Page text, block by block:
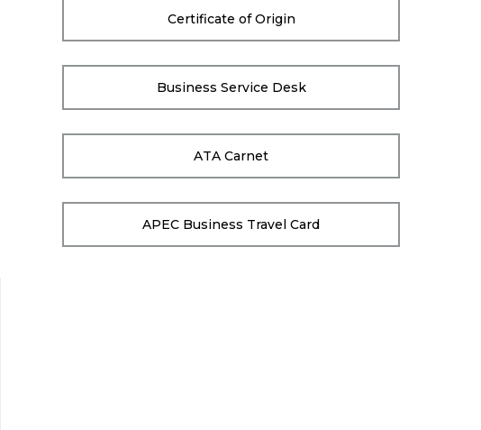
Certificate of Origin
Business Service Desk
ATA Carnet
APEC Business Travel Card